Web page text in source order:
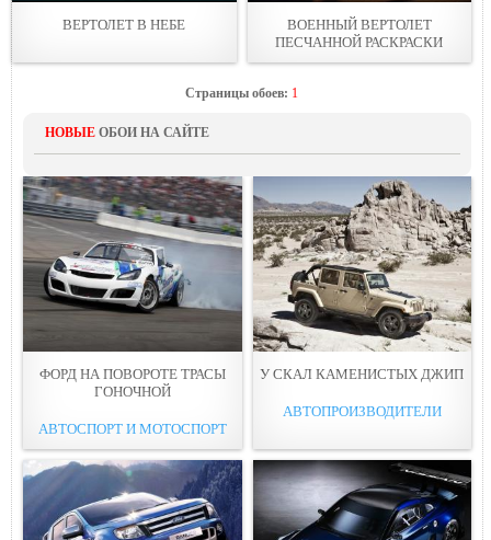
ВЕРТОЛЕТ В НЕБЕ
ВОЕННЫЙ ВЕРТОЛЕТ
ПЕСЧАННОЙ РАСКРАСКИ
Страницы обоев: 1
НОВЫЕ ОБОИ НА САЙТЕ
ФОРД НА ПОВОРОТЕ ТРАСЫ
ГОНОЧНOЙ
АВТОСПОРТ И МОТОСПОРТ
У СКAЛ КАМЕНИСТЫХ ДЖИП
АВТОПРОИЗВОДИТЕЛИ